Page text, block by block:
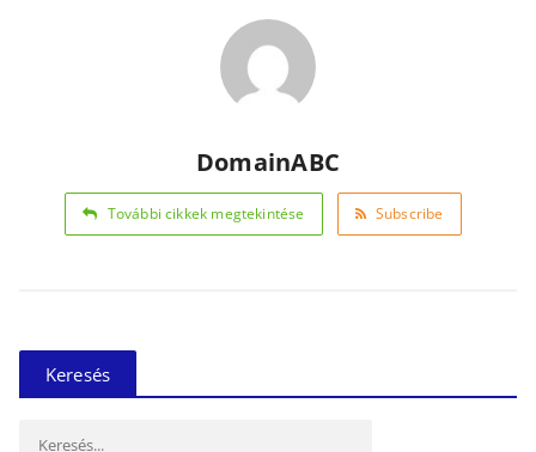
DomainABC
További cikkek megtekintése Subscribe
Keresés